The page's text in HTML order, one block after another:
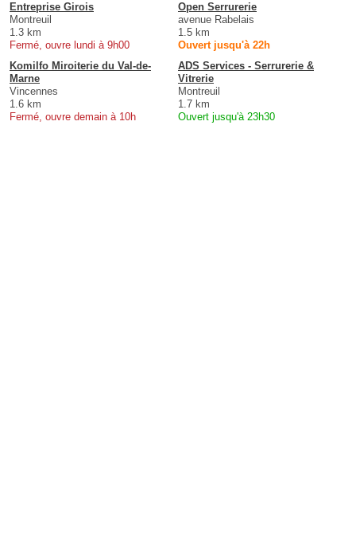
Entreprise Girois
Montreuil
1.3 km
Fermé, ouvre lundi à 9h00
Open Serrurerie
avenue Rabelais
1.5 km
Ouvert jusqu'à 22h
Komilfo Miroiterie du Val-de-
Marne
Vincennes
1.6 km
Fermé, ouvre demain à 10h
ADS Services - Serrurerie &
Vitrerie
Montreuil
1.7 km
Ouvert jusqu'à 23h30